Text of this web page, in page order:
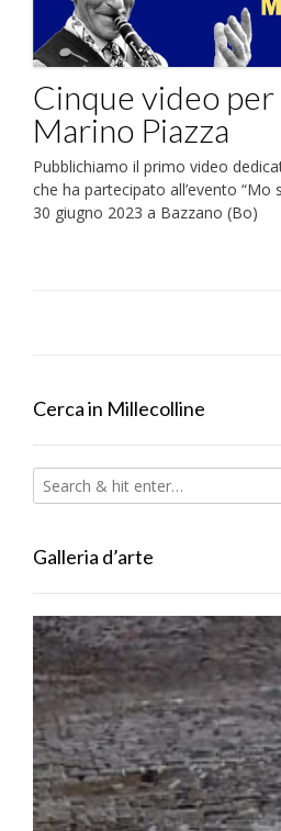
Cinque video
Marino Piazza
Pubblichiamo il primo video
che ha partecipato all’evento “Mo
30 giugno 2023 a Bazzano (Bo)
Cerca in Millecolline
Galleria d’arte